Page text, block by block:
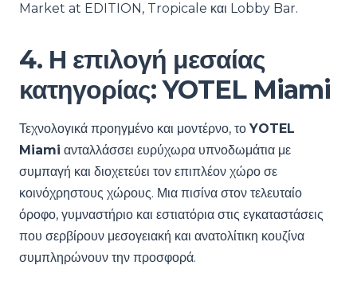
Market at EDITION, Tropicale και Lobby Bar.
4. Η επιλογή μεσαίας
κατηγορίας: YOTEL Miami
Τεχνολογικά προηγμένο και μοντέρνο, το YOTEL
Miami ανταλλάσσει ευρύχωρα υπνοδωμάτια με
συμπαγή και διοχετεύει τον επιπλέον χώρο σε
κοινόχρηστους χώρους. Μια πισίνα στον τελευταίο
όροφο, γυμναστήριο και εστιατόρια στις εγκαταστάσεις
που σερβίρουν μεσογειακή και ανατολίτικη κουζίνα
συμπληρώνουν την προσφορά.